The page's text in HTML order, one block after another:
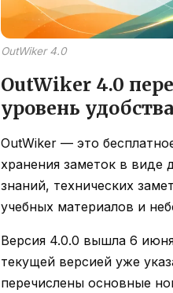
OutWiker 4.0
OutWiker 4.0
уровень удобства
OutWiker — это
хранения заметок в виде
знаний, технических
учебных материалов и
Версия 4.0.0 вышла 6
текущей версией уже
перечислены основные